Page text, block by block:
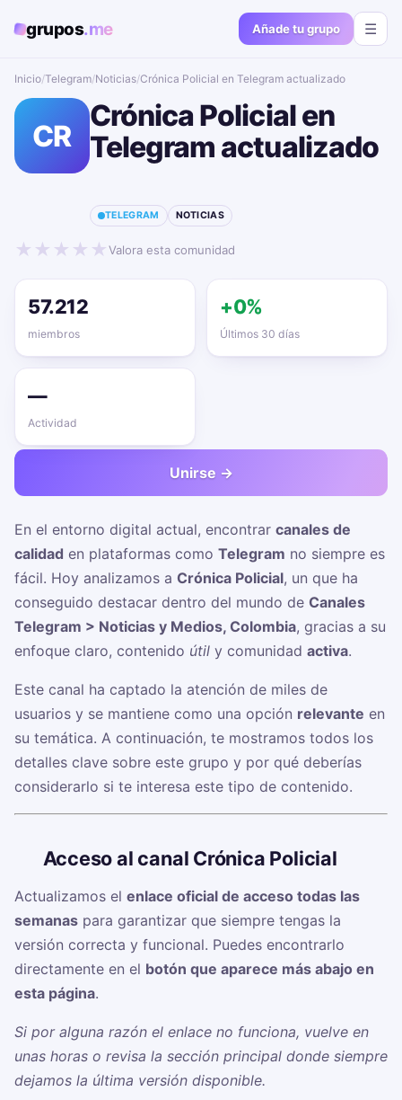
grupos.me Añade tu grupo ☰
Inicio/Telegram/Noticias/Crónica Policial en Telegram actualizado📱🔥
CR
Crónica Policial en
Telegram actualizado
TELEGRAM NOTICIAS
★ ★ ★ ★ ★Valora esta comunidad
57.212
miembros
+0%
Últimos 30 días
—
Actividad
Unirse →
En el entorno digital actual, encontrar canales de
calidad en plataformas como Telegram no siempre es
fácil. Hoy analizamos a Crónica Policial, un que ha
conseguido destacar dentro del mundo de Canales
Telegram > Noticias y Medios, Colombia, gracias a su
enfoque claro, contenido útil y comunidad activa.
Este canal ha captado la atención de miles de
usuarios y se mantiene como una opción relevante en
su temática. A continuación, te mostramos todos los
detalles clave sobre este grupo y por qué deberías
considerarlo si te interesa este tipo de contenido.
Acceso al canal Crónica Policial
Actualizamos el enlace oficial de acceso todas las
semanas para garantizar que siempre tengas la
versión correcta y funcional. Puedes encontrarlo
directamente en el botón que aparece más abajo en
esta página.
Si por alguna razón el enlace no funciona, vuelve en
unas horas o revisa la sección principal donde siempre
dejamos la última versión disponible.